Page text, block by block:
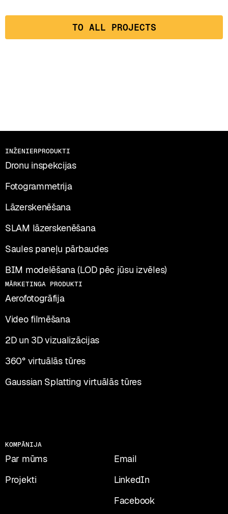
ТO ALL PROJECTS
INŽENIERPRODUKTI
Dronu inspekcijas
Fotogrammetrija
Lāzerskenēšana
SLAM lāzerskenēšana
Saules paneļu pārbaudes
BIM modelēšana (LOD pēc jūsu izvēles)
MĀRKETINGA PRODUKTI
Aerofotogrāfija
Video filmēšana
2D un 3D vizualizācijas
360° virtuālās tūres
Gaussian Splatting virtuālās tūres
KOMPĀNIJA
Par mūms
Projekti
Email
LinkedIn
Facebook